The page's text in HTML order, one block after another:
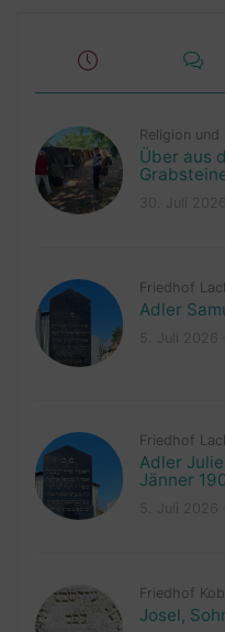
Religion und
Über aus
Friedhof
Adler
Friedhof
Adler
Jänner
Friedhof
Josel,